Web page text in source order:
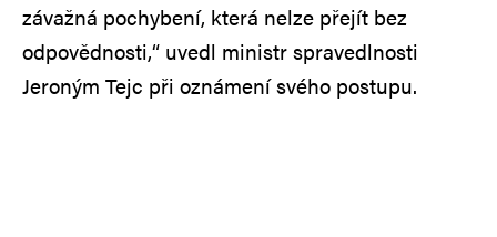
závažná pochybení, která nelze přejít bez
odpovědnosti,“ uvedl ministr spravedlnosti
Jeroným Tejc při oznámení svého postupu.